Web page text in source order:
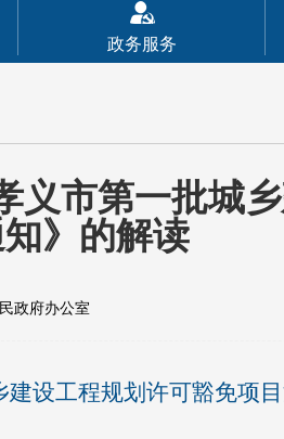
政务服务
义市第一批城
》的解读
政府办公室
设工程规划许可豁免项